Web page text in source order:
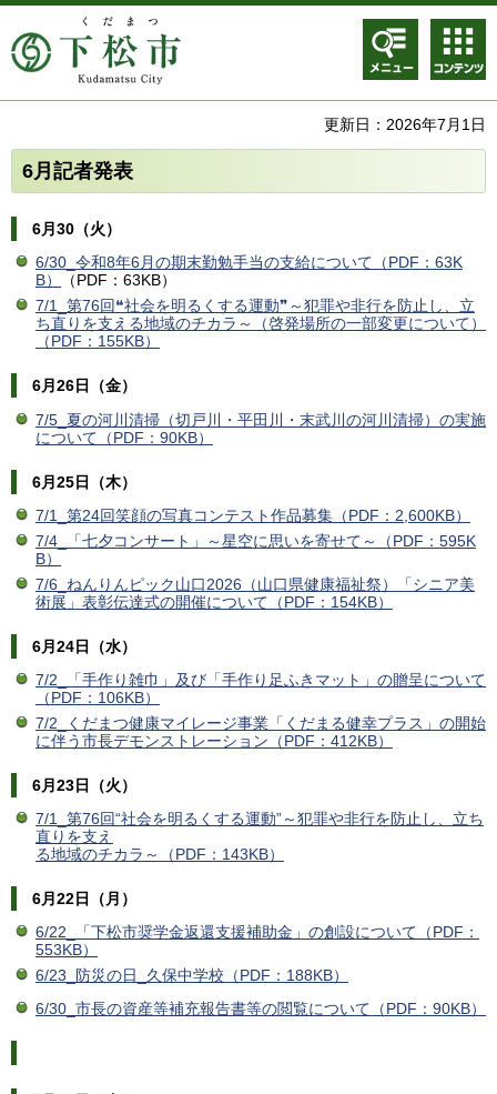
メニュ
ー
コンテ
ンツメ
ニュー
更新日：2026年7月1日
6月記者発表
6月30（火）
6/30 _令和8年6月の期末勤勉手当の支給について（PDF：63K
B）
（PDF：63KB）
7/1_第76回❝社会を明るくする運動❞～犯罪や非行を防止し、立
ち直りを支える地域のチカラ～（啓発場所の一部変更について）
（PDF：155KB）
6月26日（金）
7/5_夏の河川清掃（切戸川・平田川・末武川の河川清掃）の実施
について（PDF：90KB）
6月25日（木）
7/1_第24回笑顔の写真コンテスト作品募集（PDF：2,600KB）
7/4_「七夕コンサート」～星空に思いを寄せて～（PDF：595K
B）
7/6_ねんりんピック山口2026（山口県健康福祉祭）「シニア美
術展」表彰伝達式の開催について（PDF：154KB）
6月24日（水）
7/2_「手作り雑巾」及び「手作り足ふきマット」の贈呈について
（PDF：106KB）
7/2_くだまつ健康マイレージ事業「くだまる健幸プラス」の開始
に伴う市長デモンストレーション（PDF：412KB）
6月23日（火）
7/1_第76回“社会を明るくする運動”～犯罪や非行を防止し、立ち
直りを支え
る地域のチカラ～（PDF：143KB）
6月22日（月）
6/22_
「下松市奨学金返還支援補助金」の創設について（PDF：
553KB）
6/23_防災の日_久保中学校（PDF：188KB）
6/30_市長の資産等補充報告書等の閲覧について（PDF：90KB）